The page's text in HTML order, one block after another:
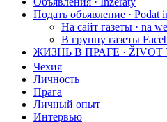
Подать объявление · Podat
На сайт газеты · na
В группу газеты
ЖИЗНЬ В ПРАГЕ · ŽIVOT
Чехия
Личность
Прага
Личный опыт
Интервью